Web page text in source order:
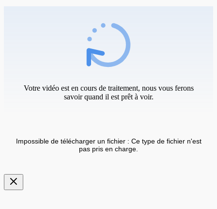
Votre vidéo est en cours de traitement, nous vous ferons
savoir quand il est prêt à voir.
Impossible de télécharger un fichier : Ce type de fichier n'est
pas pris en charge.